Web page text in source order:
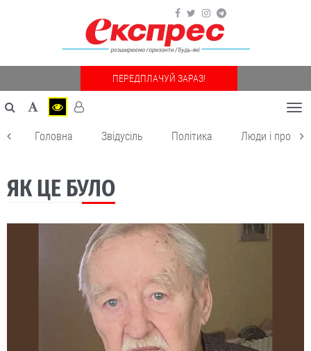
ПЕРЕДПЛАЧУЙ ЗАРАЗ!
Головна Звідусіль Політика Люди і
ЯК ЦЕ БУЛО